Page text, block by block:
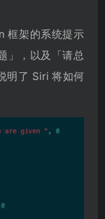
框架的系统提示
」，以及「请总
明了 Siri 将如何